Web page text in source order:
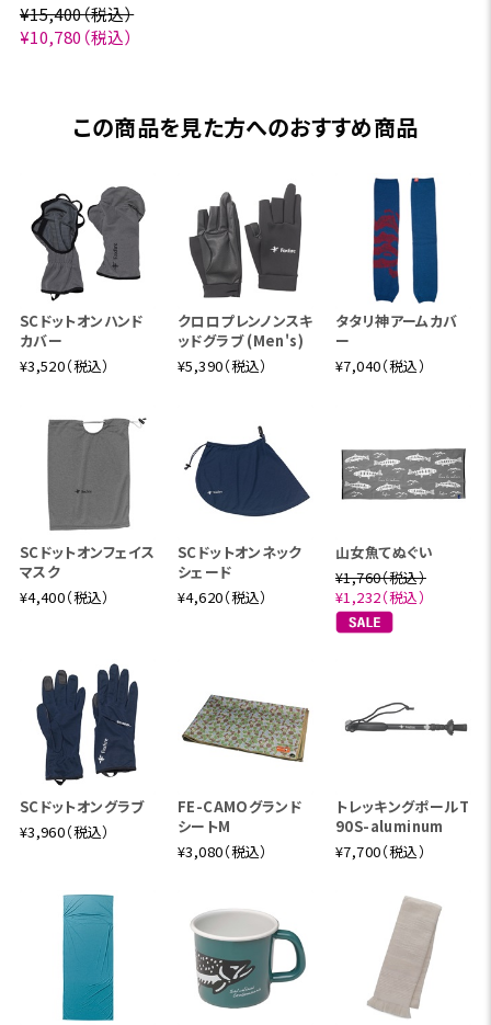
¥15,400（税込）
¥10,780（税込）
この商品を見た方へのおすすめ商品
SCドットオンハンド
カバー
¥3,520（税込）
クロロプレンノンスキ
ッドグラブ (Men's)
¥5,390（税込）
タタリ神アームカバ
ー
¥7,040（税込）
SCドットオンフェイス
マスク
¥4,400（税込）
SCドットオンネック
シェード
¥4,620（税込）
山女魚てぬぐい
¥1,760（税込）
¥1,232（税込）
SCドットオングラブ
¥3,960（税込）
FE-CAMOグランド
シートM
¥3,080（税込）
トレッキングポールT
90S-aluminum
¥7,700（税込）